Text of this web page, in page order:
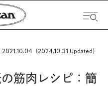
2021.10.04 （2024.10.31 Updated）
筋肉レシピ：簡